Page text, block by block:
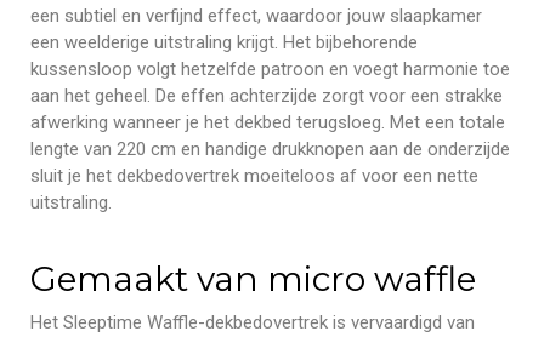
een subtiel en verfijnd effect, waardoor jouw slaapkamer
een weelderige uitstraling krijgt. Het bijbehorende
kussensloop volgt hetzelfde patroon en voegt harmonie toe
aan het geheel. De effen achterzijde zorgt voor een strakke
afwerking wanneer je het dekbed terugsloeg. Met een totale
lengte van 220 cm en handige drukknopen aan de onderzijde
sluit je het dekbedovertrek moeiteloos af voor een nette
uitstraling.
Gemaakt van micro waffle
Het Sleeptime Waffle-dekbedovertrek is vervaardigd van